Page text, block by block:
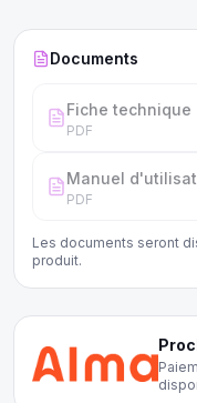
Documents
Fiche technique
PDF
Manuel
PDF
Les documents seront
produit.